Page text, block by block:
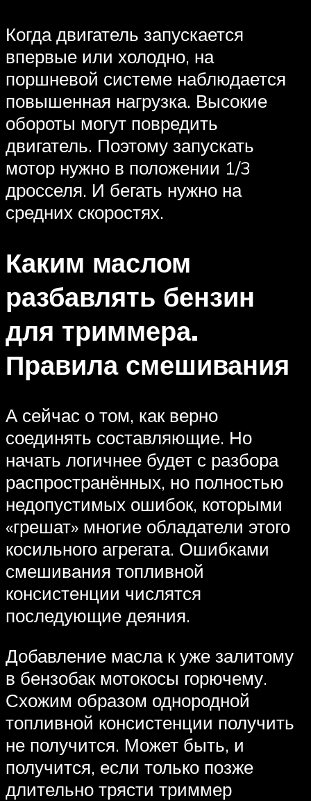
Когда двигатель запускается
впервые или холодно, на
поршневой системе наблюдается
повышенная нагрузка. Высокие
обороты могут повредить
двигатель. Поэтому запускать
мотор нужно в положении 1/3
дросселя. И бегать нужно на
средних скоростях.
Каким маслом
разбавлять бензин
для триммера.
Правила смешивания
А сейчас о том, как верно
соединять составляющие. Но
начать логичнее будет с разбора
распространённых, но полностью
недопустимых ошибок, которыми
«грешат» многие обладатели этого
косильного агрегата. Ошибками
смешивания топливной
консистенции числятся
последующие деяния.
Добавление масла к уже залитому
в бензобак мотокосы горючему.
Схожим образом однородной
топливной консистенции получить
не получится. Может быть, и
получится, если только позже
длительно трясти триммер